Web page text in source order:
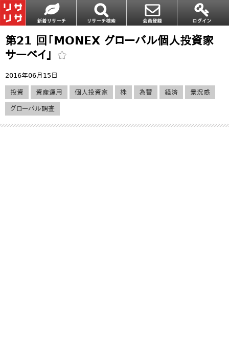
第21 回「MONEX グローバル個人投資家
サーベイ」
2016年06月15日
投資 資産運用 個人投資家 株 為替 経済 景況感
グローバル調査